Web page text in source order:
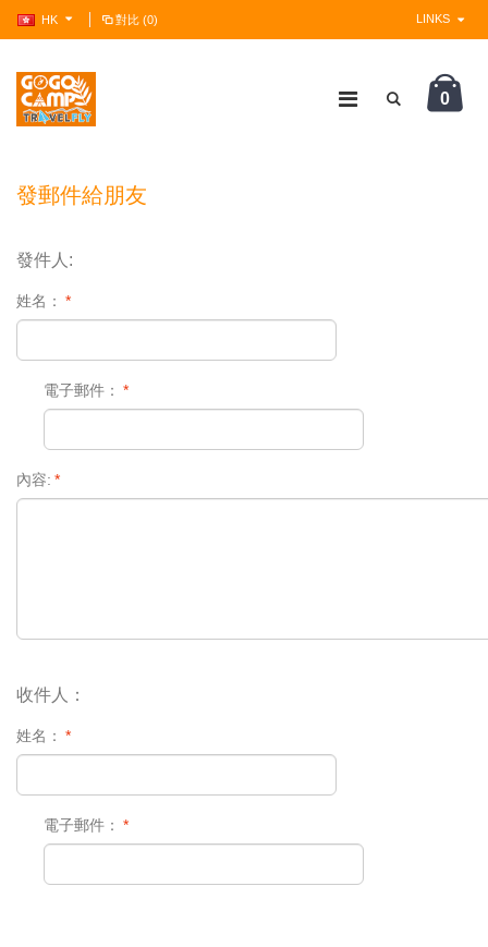
HK 對比 (0) LINKS
0
發郵件給朋友
發件人:
*
姓名：
*
電子郵件：
*
內容:
收件人：
*
姓名：
*
電子郵件：